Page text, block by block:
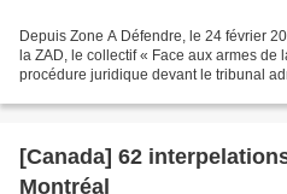
Depuis Zone A Défendre, le 24 février
la ZAD, le collectif « Face aux armes
procédure juridique devant le tribunal
[Canada] 62
Montréal